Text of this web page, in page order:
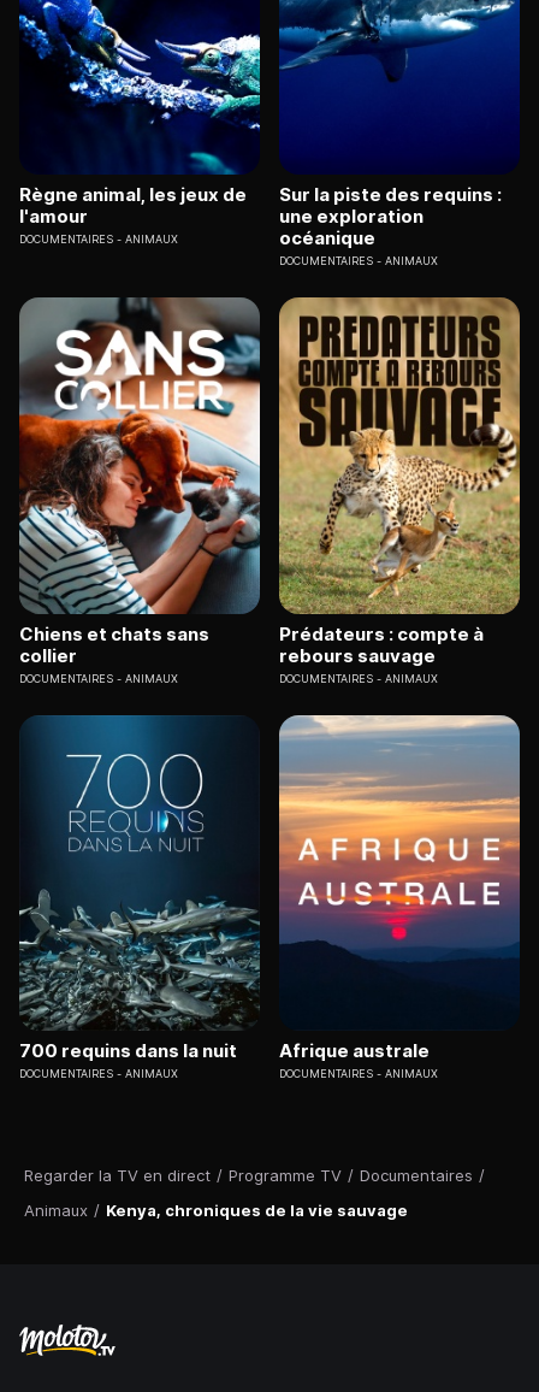
Regarder la TV en direct / Programme TV / Documentaires /
Animaux / Kenya, chroniques de la vie sauvage
Règne animal, les jeux de
l'amour
DOCUMENTAIRES ANIMAUX
Sur la piste des requins :
une exploration
océanique
DOCUMENTAIRES ANIMAUX
Chiens et chats sans
collier
DOCUMENTAIRES ANIMAUX
Prédateurs : compte à
rebours sauvage
DOCUMENTAIRES ANIMAUX
700 requins dans la nuit
DOCUMENTAIRES ANIMAUX
Afrique australe
DOCUMENTAIRES ANIMAUX